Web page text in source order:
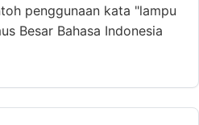
penggunaan kata "lampu
Besar Bahasa Indonesia